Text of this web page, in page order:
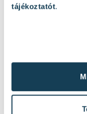
tájékoztatót.